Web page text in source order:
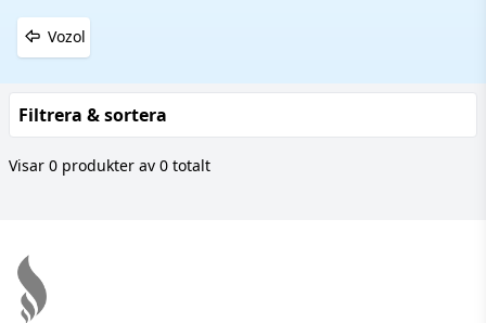
Vozol
Filtrera & sortera
Visar 0 produkter av 0 totalt